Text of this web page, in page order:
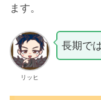
ます。
リッヒ
長期で